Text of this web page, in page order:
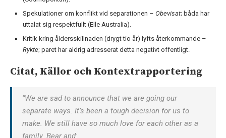
Spekulationer om konflikt vid separationen – Obevisat; båda har
uttalat sig respektfullt (Elle Australia).
Kritik kring åldersskillnaden (drygt tio år) lyfts återkommande –
Rykte; paret har aldrig adresserat detta negativt offentligt.
Citat, Källor och Kontextrapportering
“We are sad to announce that we are going our
separate ways. It’s been a tough decision for us to
make. We still have so much love for each other as a
family. Bear and: